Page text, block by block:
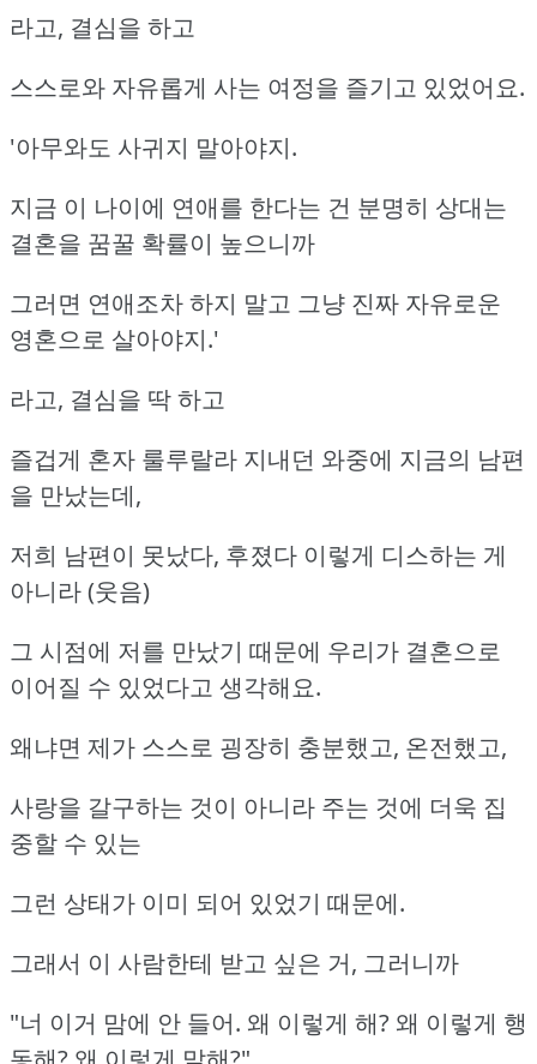
라고, 결심을 하고
스스로와 자유롭게 사는 여정을 즐기고 있었어요.
'아무와도 사귀지 말아야지.
지금 이 나이에 연애를 한다는 건 분명히 상대는
결혼을 꿈꿀 확률이 높으니까
그러면 연애조차 하지 말고 그냥 진짜 자유로운
영혼으로 살아야지.'
라고, 결심을 딱 하고
즐겁게 혼자 룰루랄라 지내던 와중에 지금의 남편
을 만났는데,
저희 남편이 못났다, 후졌다 이렇게 디스하는 게
아니라 (웃음)
그 시점에 저를 만났기 때문에 우리가 결혼으로
이어질 수 있었다고 생각해요.
왜냐면 제가 스스로 굉장히 충분했고, 온전했고,
사랑을 갈구하는 것이 아니라 주는 것에 더욱 집
중할 수 있는
그런 상태가 이미 되어 있었기 때문에.
그래서 이 사람한테 받고 싶은 거, 그러니까
"너 이거 맘에 안 들어. 왜 이렇게 해? 왜 이렇게 행